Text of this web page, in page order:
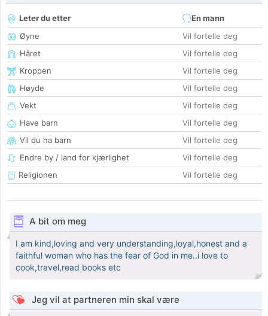
Leter du etter
En mann
Øyne
Vil fortelle deg
Håret
Vil fortelle deg
Kroppen
Vil fortelle deg
Høyde
Vil fortelle deg
Vekt
Vil fortelle deg
Have barn
Vil fortelle deg
Vil du ha barn
Vil fortelle deg
Endre by / land for kjærlighet
Vil fortelle deg
Religionen
Vil fortelle deg
A bit om meg
I am kind,loving and very understanding,loyal,honest and a
faithful woman who has the fear of God in me..i love to
cook,travel,read books etc
Jeg vil at partneren min skal være